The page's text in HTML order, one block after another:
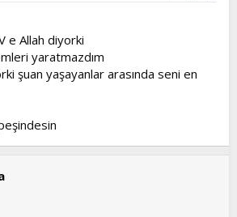
e Allah diyorki
yaratmazdım
şuan yaşayanlar arasında seni en